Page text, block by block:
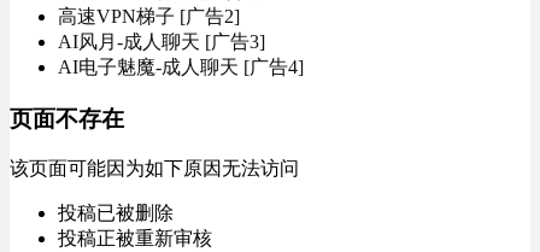
高速VPN梯子 [广告2]
AI风月-成人聊天 [广告3]
AI电子魅魔-成人聊天 [广告4]
页面不存在
该页面可能因为如下原因无法访问
投稿已被删除
投稿正被重新审核